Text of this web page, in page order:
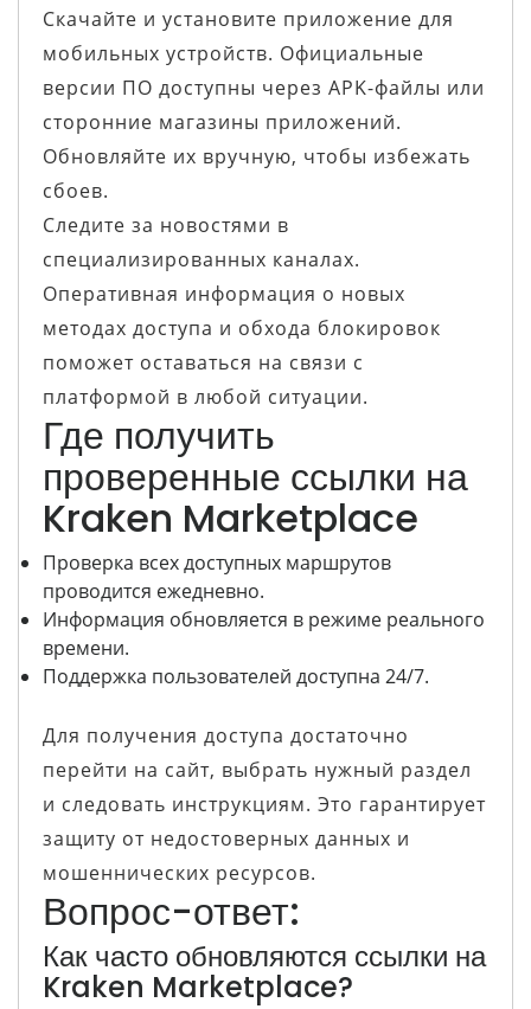
Скачайте и установите приложение для
мобильных устройств. Официальные
версии ПО доступны через APK-файлы или
сторонние магазины приложений.
Обновляйте их вручную, чтобы избежать
сбоев.
Следите за новостями в
специализированных каналах.
Оперативная информация о новых
методах доступа и обхода блокировок
поможет оставаться на связи с
платформой в любой ситуации.
Где получить
проверенные ссылки на
Kraken Marketplace
Проверка всех доступных маршрутов
проводится ежедневно.
Информация обновляется в режиме реального
времени.
Поддержка пользователей доступна 24/7.
Для получения доступа достаточно
перейти на сайт, выбрать нужный раздел
и следовать инструкциям. Это гарантирует
защиту от недостоверных данных и
мошеннических ресурсов.
Вопрос-ответ:
Как часто обновляются ссылки на
Kraken Marketplace?